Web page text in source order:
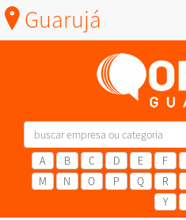
Guarujá
A B C D E F
M
N O P Q R
Y